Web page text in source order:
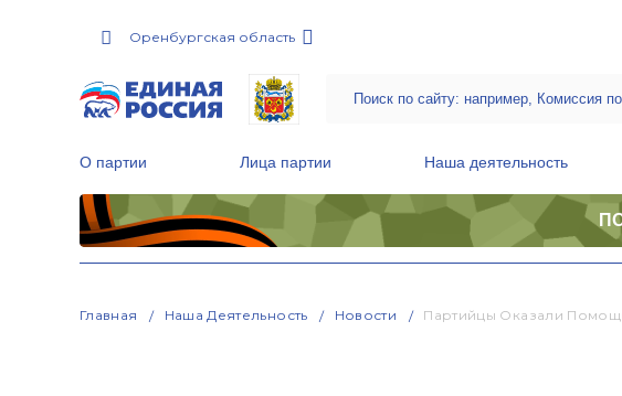
Оренбургская область
О партии Лица партии Наша деятельность
Главная Наша Деятельность Новости Партийцы Оказали